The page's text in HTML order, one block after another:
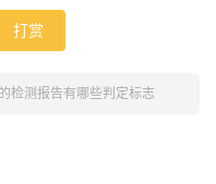
打赏
检测报告有哪些判定标志